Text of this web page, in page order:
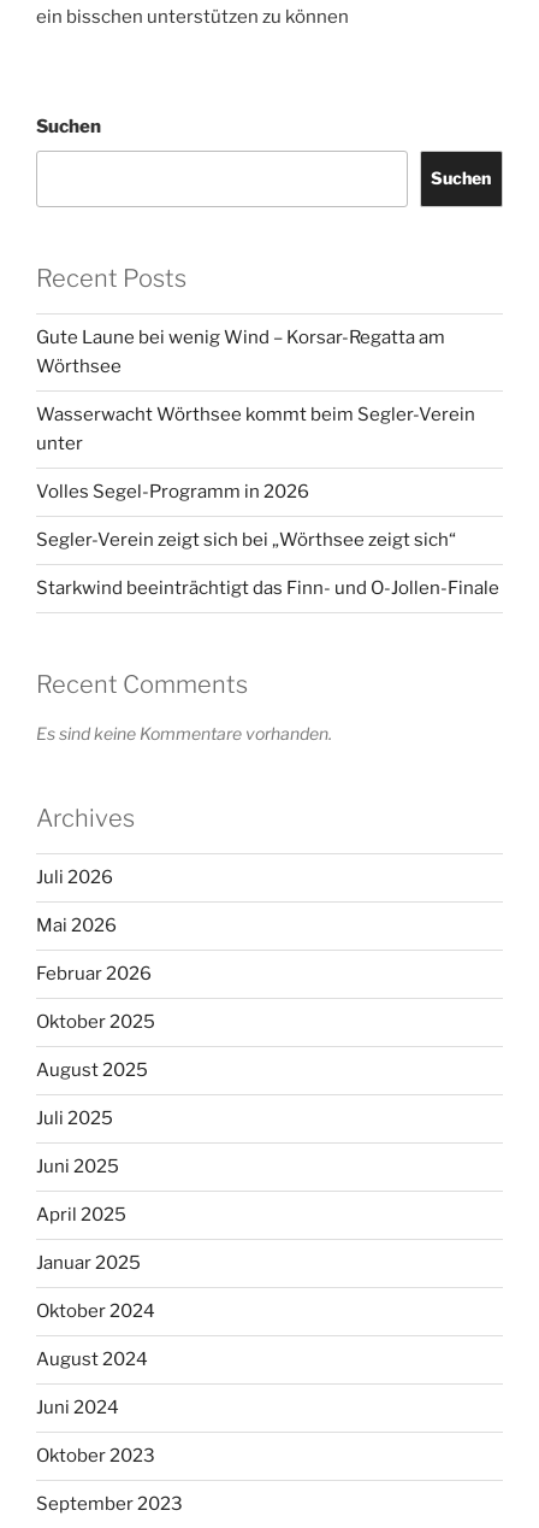
ein bisschen unterstützen zu können
Suchen
Suchen
Recent Posts
Gute Laune bei wenig Wind – Korsar-Regatta am
Wörthsee
Wasserwacht Wörthsee kommt beim Segler-Verein
unter
Volles Segel-Programm in 2026
Segler-Verein zeigt sich bei „Wörthsee zeigt sich“
Starkwind beeinträchtigt das Finn- und O-Jollen-Finale
Recent Comments
Es sind keine Kommentare vorhanden.
Archives
Juli 2026
Mai 2026
Februar 2026
Oktober 2025
August 2025
Juli 2025
Juni 2025
April 2025
Januar 2025
Oktober 2024
August 2024
Juni 2024
Oktober 2023
September 2023